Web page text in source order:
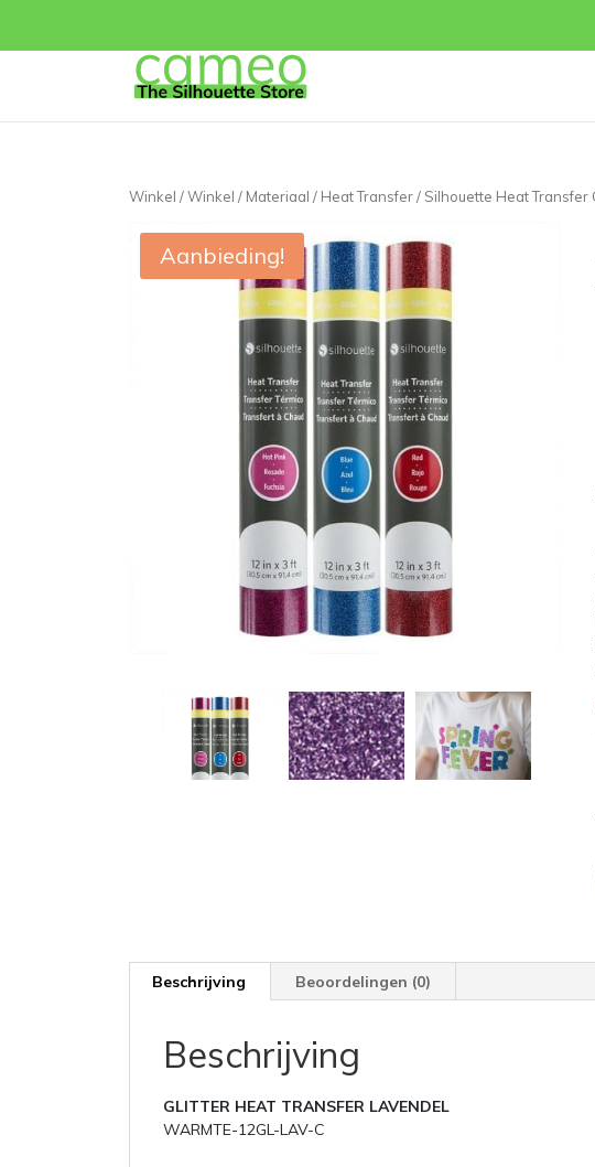
Winkel /Winkel / Materiaal / Heat Transfer/ Silhouette Heat Transfer
Aanbieding!
Beschrijving Beoordelingen (0)
Beschrijving
GLITTER HEAT TRANSFER LAVENDEL
WARMTE-12GL-LAV-C